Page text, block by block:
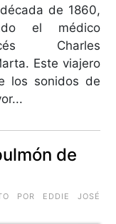
de 1860,
el médico
Charles
Este viajero
los sonidos de
de
POR EDDIE JOSÉ